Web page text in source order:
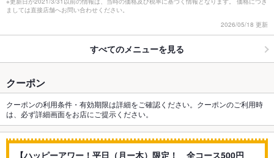
ましては直接店舗へお問い合わせください。
2026/05/18 更新
すべてのメニューを見る
クーポン
クーポンの利用条件・有効期限は詳細をご確認ください。クーポンのご利用時
は、必ず詳細画面をお店にご提示ください。
【ハッピーアワー！平日（月ー木）限定！ 全コース500円